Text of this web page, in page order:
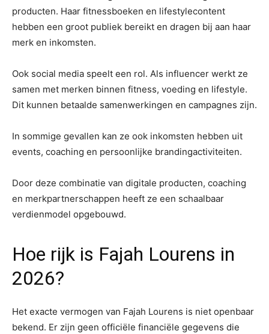
producten. Haar fitnessboeken en lifestylecontent
hebben een groot publiek bereikt en dragen bij aan haar
merk en inkomsten.
Ook social media speelt een rol. Als influencer werkt ze
samen met merken binnen fitness, voeding en lifestyle.
Dit kunnen betaalde samenwerkingen en campagnes zijn.
In sommige gevallen kan ze ook inkomsten hebben uit
events, coaching en persoonlijke brandingactiviteiten.
Door deze combinatie van digitale producten, coaching
en merkpartnerschappen heeft ze een schaalbaar
verdienmodel opgebouwd.
Hoe rijk is Fajah Lourens in
2026?
Het exacte vermogen van Fajah Lourens is niet openbaar
bekend. Er zijn geen officiële financiële gegevens die